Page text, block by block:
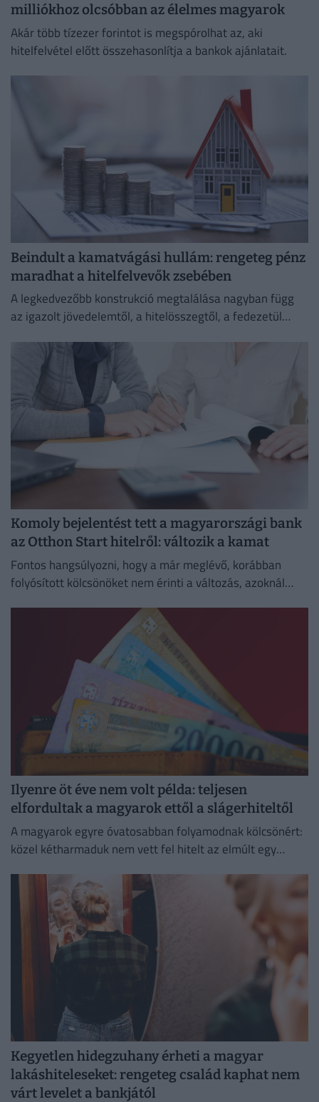
milliókhoz olcsóbban az élelmes magyarok
Akár több tízezer forintot is megspórolhat az, aki
hitelfelvétel előtt összehasonlítja a bankok ajánlatait.
Beindult a kamatvágási hullám: rengeteg pénz
maradhat a hitelfelvevők zsebében
A legkedvezőbb konstrukció megtalálása nagyban függ
az igazolt jövedelemtől, a hitelösszegtől, a fedezetül
Komoly bejelentést tett a magyarországi bank
az Otthon Start hitelről: változik a kamat
Fontos hangsúlyozni, hogy a már meglévő, korábban
folyósított kölcsönöket nem érinti a változás, azoknál
Ilyenre öt éve nem volt példa: teljesen
elfordultak a magyarok ettől a slágerhiteltől
A magyarok egyre óvatosabban folyamodnak kölcsönért:
közel kétharmaduk nem vett fel hitelt az elmúlt egy
Kegyetlen hidegzuhany érheti a magyar
lakáshiteleseket: rengeteg család kaphat nem
várt levelet a bankjától